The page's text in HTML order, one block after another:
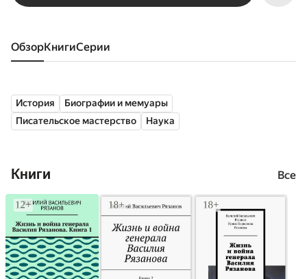
Обзор книги серии
История
Биографии и мемуары
Писательское мастерство
Наука
Книги Все